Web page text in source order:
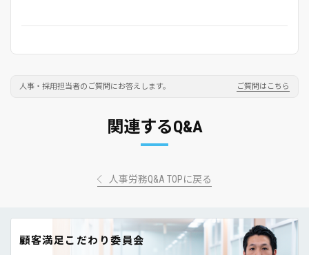
人事・採用担当者のご質問にお答えします。 ご質問はこちら
関連するQ&A
人事労務Q&A TOPに戻る
顧客満足こだわり委員会